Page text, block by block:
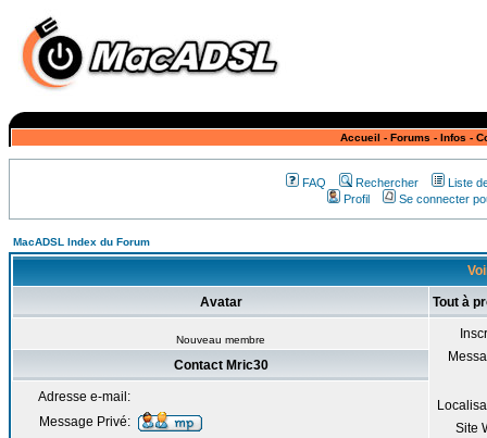
Accueil - Forums - Infos -
FAQ Rechercher
Liste
Profil
Se connecter
MacADSL Index du Forum
Avatar Tout à
Nouveau membre
Site
Contact Mric30
Adresse e-mail:
Message Privé: